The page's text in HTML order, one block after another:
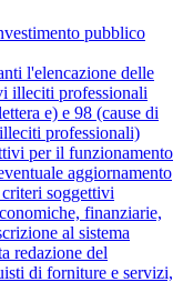
pubblico
l'elencazione delle
illeciti professionali
e) e 98 (cause di
professionali)
per il funzionamento
aggiornamento
soggettivi
finanziarie,
al sistema
redazione del
di forniture e servizi,